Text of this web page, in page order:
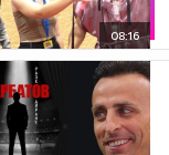
08:16